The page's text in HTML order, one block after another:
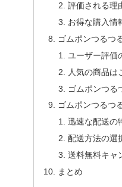
評価される理
お得な購入情
ゴムポンつるつ
ユーザー評価
人気の商品は
ゴムポンつる
ゴムポンつるつ
迅速な配送の
配送方法の選
送料無料キャ
まとめ